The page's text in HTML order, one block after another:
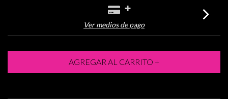
Ver medios de pago